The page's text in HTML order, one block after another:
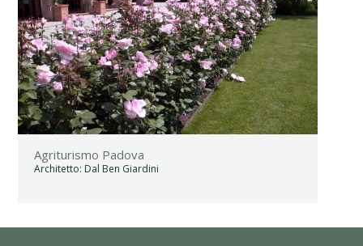
Agriturismo Padova
Architetto: Dal Ben Giardini